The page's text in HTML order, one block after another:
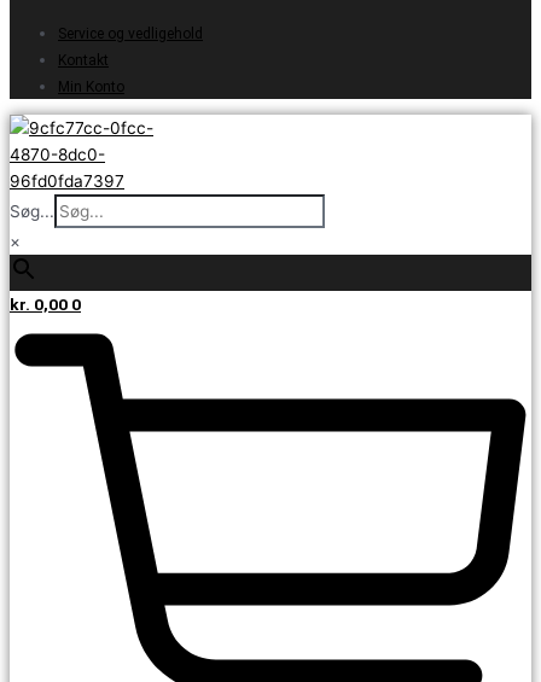
Service og vedligehold
Kontakt
Min Konto
Søg...
×
kr. 0,00 0